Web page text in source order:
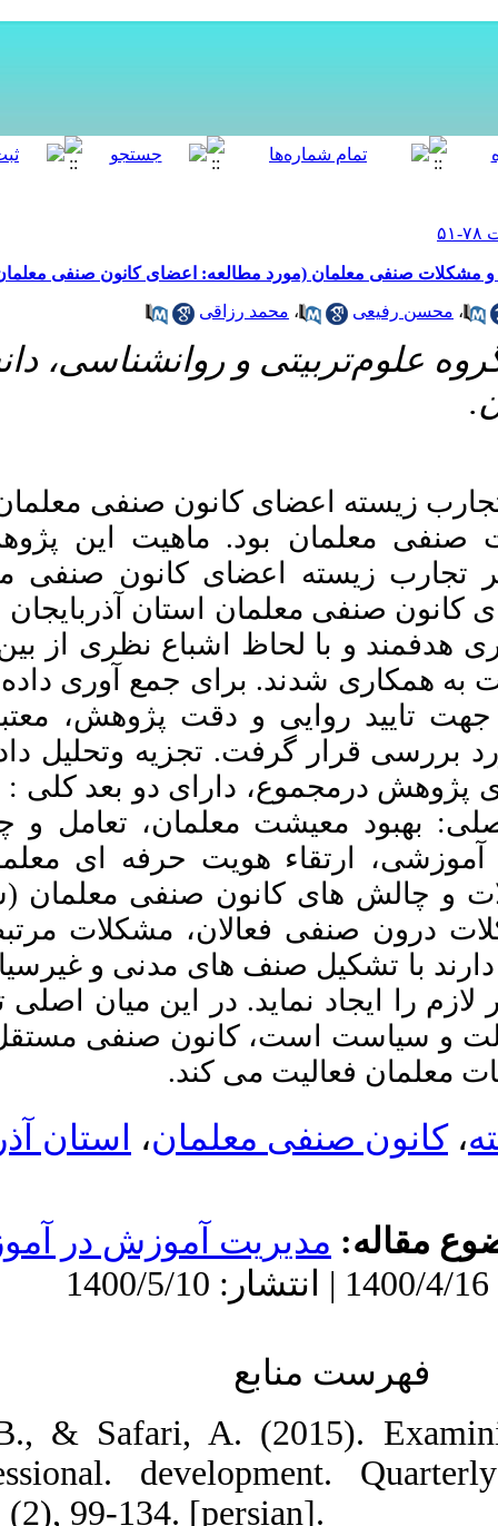
برگشت به فهرست نسخه ها
استان آذربایجان شرقی)
شهید
هدف پژوهش حاضر، شناسایی تجارب زیسته اعضای کانون صنفی معلمان استان آذربایجان­
کیفی از نوع
بود. جامعه
آماری پژوهش، شامل کلیه اعضای کانون صنفی معلمان استان آذربایجان شرقی بود، که 12
معلمان که دارای
ها از مصاحبه­ های
نیمه­ ساختار­یافته استفاده شد. جهت تایید روایی و دقت پژوهش، معتبر بودن، اطمینان­
ها با استفاده از
روش کلایزی انجام شد. یافته ­های پژوهش درمجموع، دارای دو بعد کلی : 1- فعالیت­ها‌ی کانون
و چانه­ زنی فرهنگی-
سازماندهی و
مدیریت اعتراضات، و 2- مشکلات و چالش­ های کانون صنفی معلمان (شامل 3 تم اصلی:
با معلمان) بود.
مطالبات خود
ترین این تشکل­ ها
معلمان است که
شرقی
و پرورش
1. Abdollahi,
teachers'
Innovations, 15
Download citation:
BibTeX
RIS| EndNote|
Medlars|ProCite| Reference
Manager
|
RefWorks
Send citation to:
Mendeley
Zotero
RefWorks
Ebrahimi Doushtoor E,
Mahdiuon R, Rafiee M,
Razzaghi M. Lived Experience
of Teachers ':union: Members'
Activities and Problems of
Teachers ':union: (Case Study:
Members of East Azerbaijan
Teachers' :union:). MEO 2021;
10 (2) :51-78
URL: http://journalieaa.ir/article-
1-264-fa.html
ابراهیمی‌دوشتور اسماعیل،
مهدیون روح اله، رفیعی محسن،
رزاقی محمد. تجربه زیسته
اعضای کانون صنفی معلمان از
فعالیت‌ها و مشکلات صنفی
معلمان (مورد مطالعه: اعضای
کانون صنفی معلمان استان
آذربایجان شرقی). نشریه